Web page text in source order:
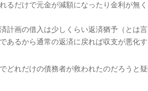
るだけで元金が減額になったり金利が無
計画の借入は少しくらい返済猶予（とは
あるから通常の返済に戻れば収支が悪化
どれだけの債務者が救われたのだろうと疑